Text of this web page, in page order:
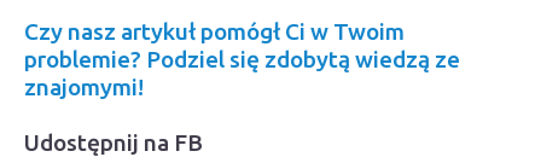
Czy nasz artykuł pomógł Ci w Twoim
problemie? Podziel się zdobytą wiedzą ze
znajomymi!
Udostępnij na FB